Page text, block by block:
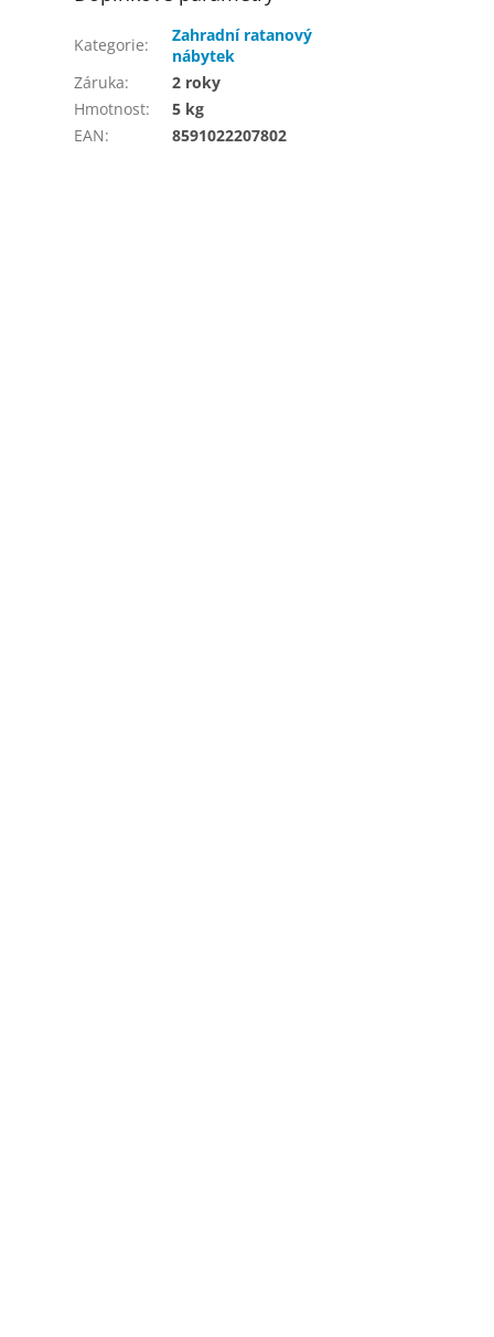
Kategorie:
Zahradní ratanový
nábytek
Záruka:
2 roky
Hmotnost:
5 kg
EAN: 8591022207802